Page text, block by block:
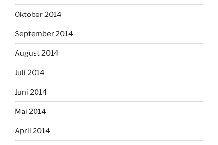
Oktober 2014
September 2014
August 2014
Juli 2014
Juni 2014
Mai 2014
April 2014